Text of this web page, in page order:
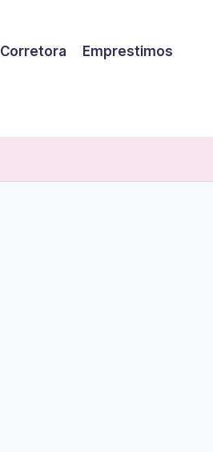
Corretora Emprestimos